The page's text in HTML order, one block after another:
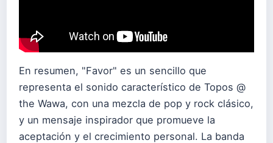
En resumen, "Favor" es un sencillo que
representa el sonido característico de Topos @
the Wawa, con una mezcla de pop y rock clásico,
y un mensaje inspirador que promueve la
aceptación y el crecimiento personal. La banda